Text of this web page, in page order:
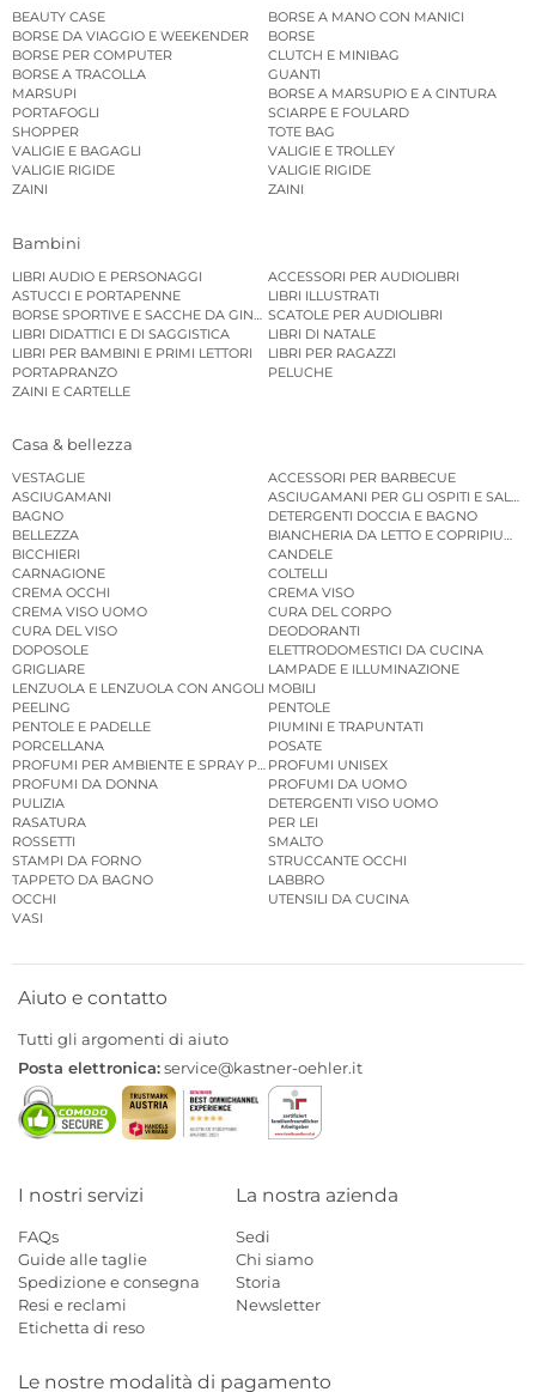
BEAUTY CASE
BORSE A MANO CON MANICI
BORSE DA VIAGGIO E WEEKENDER
BORSE
BORSE PER COMPUTER
CLUTCH E MINIBAG
BORSE A TRACOLLA
GUANTI
MARSUPI
BORSE A MARSUPIO E A CINTURA
PORTAFOGLI
SCIARPE E FOULARD
SHOPPER
TOTE BAG
VALIGIE E BAGAGLI
VALIGIE E TROLLEY
VALIGIE RIGIDE
VALIGIE RIGIDE
ZAINI
ZAINI
Bambini
LIBRI AUDIO E PERSONAGGI
ACCESSORI PER AUDIOLIBRI
ASTUCCI E PORTAPENNE
LIBRI ILLUSTRATI
BORSE SPORTIVE E SACCHE DA GINNASTICASCATOLE PER AUDIOLIBRI
LIBRI DIDATTICI E DI SAGGISTICA
LIBRI DI NATALE
LIBRI PER BAMBINI E PRIMI LETTORI
LIBRI PER RAGAZZI
PORTAPRANZO
PELUCHE
ZAINI E CARTELLE
Casa & bellezza
VESTAGLIE
ACCESSORI PER BARBECUE
ASCIUGAMANI
ASCIUGAMANI PER GLI OSPITI E
BAGNO
DETERGENTI DOCCIA E BAGNO
BELLEZZA
BIANCHERIA DA LETTO E COPRIPIUMINI
BICCHIERI
CANDELE
CARNAGIONE
COLTELLI
CREMA OCCHI
CREMA VISO
CREMA VISO UOMO
CURA DEL CORPO
CURA DEL VISO
DEODORANTI
DOPOSOLE
ELETTRODOMESTICI DA CUCINA
GRIGLIARE
LAMPADE E ILLUMINAZIONE
LENZUOLA E LENZUOLA CON ANGOLI MOBILI
PEELING
PENTOLE
PENTOLE E PADELLE
PIUMINI E TRAPUNTATI
PORCELLANA
POSATE
PROFUMI PER AMBIENTE E SPRAY PER AMBIENTE
PROFUMI UNISEX
PROFUMI DA DONNA
PROFUMI DA UOMO
PULIZIA
DETERGENTI VISO UOMO
RASATURA
PER LEI
ROSSETTI
SMALTO
STAMPI DA FORNO
STRUCCANTE OCCHI
TAPPETO DA BAGNO
LABBRO
OCCHI
UTENSILI DA CUCINA
VASI
Aiuto e contatto
Tutti gli argomenti di aiuto
Posta elettronica:service@kastner-oehler.it
I nostri servizi
FAQs
Guide alle taglie
Spedizione e consegna
Resi e reclami
Etichetta di reso
La nostra azienda
Sedi
Chi siamo
Storia
Newsletter
Le nostre modalità di pagamento